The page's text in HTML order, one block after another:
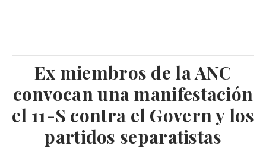
Ex miembros de la ANC
convocan una manifestación
el 11-S contra el Govern y los
partidos separatistas